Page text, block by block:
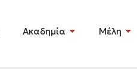
Ακαδημία Μέλη